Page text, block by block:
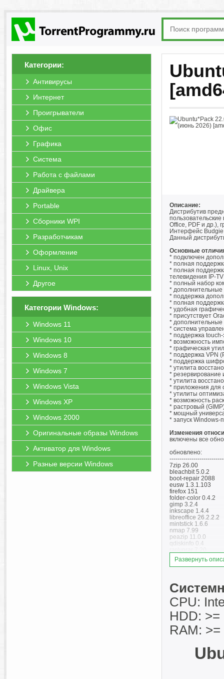
Категории:
Антивирусы
Интернет
Проигрыватели
Офис
Графика
Система
Работа с файлами
Драйвера
Portable
Сборники WPI
Разработчикам
Оформление
Linux, Unix
Другое
Категории Windows:
Windows 11
Windows 10
Windows 8
Windows 7
Windows Vista
Windows XP
Windows 2000
Оригинальные образы Windows
Активатор для Windows
Разные версии Windows
Описание:
Дистрибутив
Office, PDF и др.),
Интерфейс Budgie
Данный
Основные
* подключен
* полная
* полная
телевидения IP-
* полный набор
* дополнительные
* поддержка
* полная
* удобная
* присутствует
* дополнительные
* система
* поддержка touch-
* возможность
* графическая
* поддержка VPN
* поддержка
* утилита
* резервирование
* утилита
* приложения для
* утилиты
* возможность
* растровый
* мощный
* запуск Windows-
Изменения
включены все
обновлено:
7zip 26.00
bleachbit 5.0.2
boot-repair 2088
eusw 1.3.1.103
firefox 151
folder-color 0.4.2
gimp 3.2.4
inkscape 1.4.4
libreoffice 26.2.2.2
mintstick 1.6.6
nmap 7.99
peazip 11.0.0
qdiskinfo 0.4
rlinux 6.5
signal 8.13.0
timeshift 25.12.4
transmission 4.1.2
wine 11.10
xournalpp 1.3.4
xnview 1.10.5
zoom 7.0.0
zulucrypt 7.1.1
bind 9.20.23
libcephfs2 20.2.1
netplan 0.107.1
openvpn 2.7.4
Развернуть
CPU:
HDD: >=
RAM: